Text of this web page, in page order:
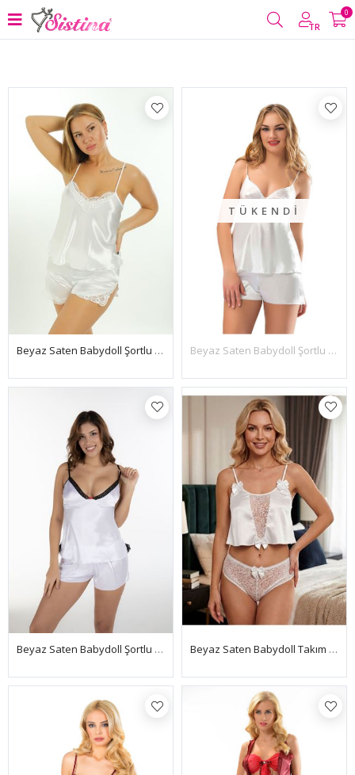
TR
0
Filtrele
Beyaz Saten Babydoll Şortlu Takım - 257
TÜKENDI
Beyaz Saten Babydoll Şortlu Takım - 296
Beyaz Saten Babydoll Şortlu Takım - 336 Beyaz Saten Babydoll Takım - 333-B